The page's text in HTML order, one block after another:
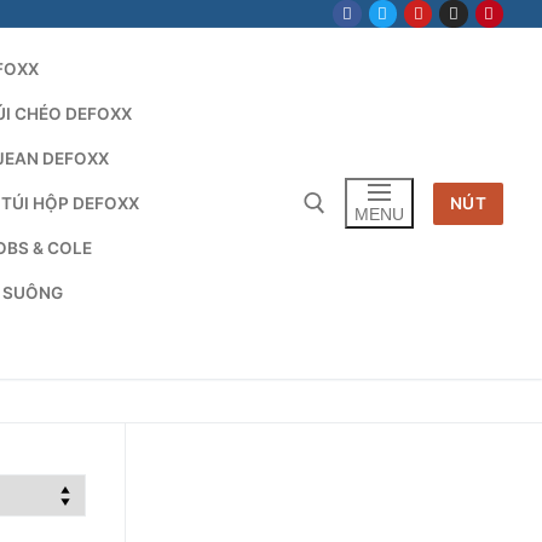
CHÉO DEFOXX
DEFOXX
HỘP DEFOXX
& COLE
Tìm kiếm cho:
MENU
NÚT